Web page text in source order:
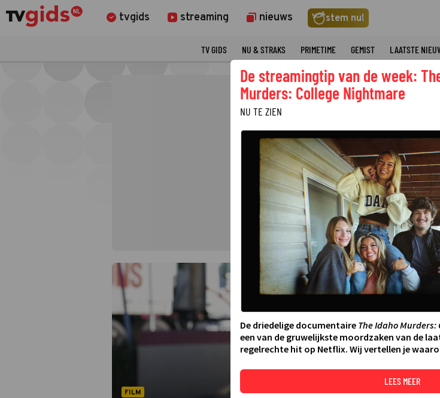
tvgids streaming nieuws stem nu!
TV GIDS NU & STRAKS PRIMETIME GEMIST LAATSTE
FILM
De streamingtip van de week:
Murders: College Nightmare
NU TE ZIEN
De driedelige documentaire The Idaho
een van de gruwelijkste moordzaken van de
regelrechte hit op Netflix. Wij vertellen je
LEES MEER